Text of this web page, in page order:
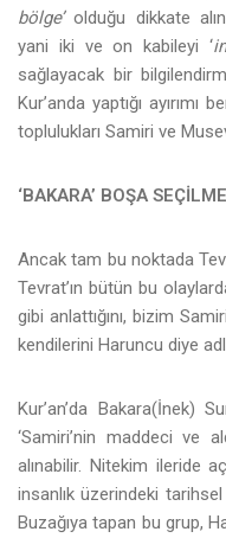
bölge’olduğu dikkate
yani iki ve on kabileyi ‘
sağlayacak bir
Kur’anda yaptığı
toplulukları Samiri ve
‘BAKARA’ BOŞA
Ancak tam bu noktada
Tevrat’ın bütün bu
gibi anlattığını, bizim
kendilerini Haruncu diye
Kur’an’da Bakara(İnek)
‘Samiri’nin maddeci ve
alınabilir. Nitekim ileride
insanlık üzerindeki
Buzağıya tapan bu grup,